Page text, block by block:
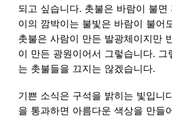
되고 싶습니다. 촛불은 바람이 불면
이의 깜박이는 불빛은 바람이 불어
촛불은 사람이 만든 발광체이지만
이 만든 광원이어서 그렇습니다. 그
는 촛불들을 끄지는 않겠습니다.
기쁜 소식은 구석을 밝히는 빛입니
을 통과하면 아름다운 색상을 만들